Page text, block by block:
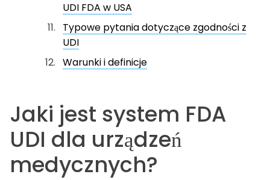
UDI FDA w USA
Typowe pytania dotyczące zgodności z
UDI
Warunki i definicje
Jaki jest system FDA
UDI dla urządzeń
medycznych?